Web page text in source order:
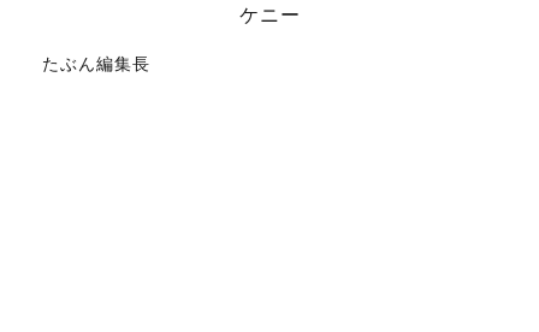
ケニー
たぶん編集長